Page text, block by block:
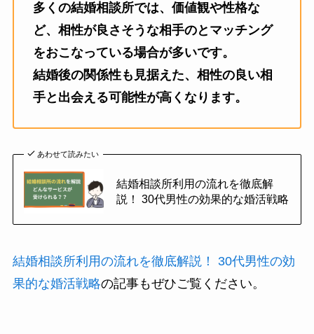
多くの結婚相談所では、価値観や性格な
ど、相性が良さそうな相手のとマッチング
をおこなっている場合が多いです。
結婚後の関係性も見据えた、相性の良い相
手と出会える可能性が高くなります。
あわせて読みたい
結婚相談所利用の流れを徹底解
説！ 30代男性の効果的な婚活戦略
結婚相談所利用の流れを徹底解説！ 30代男性の効
果的な婚活戦略の記事もぜひご覧ください。